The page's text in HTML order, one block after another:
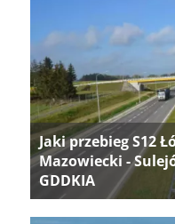
Jaki przebieg S12
Mazowiecki -
GDDKIA